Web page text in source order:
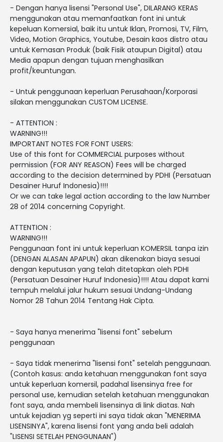
- Dengan hanya lisensi "Personal Use", DILARANG KERAS
menggunakan atau memanfaatkan font ini untuk
kepeluan Komersial, baik itu untuk Iklan, Promosi, TV, Film,
Video, Motion Graphics, Youtube, Desain kaos distro atau
untuk Kemasan Produk (baik Fisik ataupun Digital) atau
Media apapun dengan tujuan menghasilkan
profit/keuntungan.
- Untuk penggunaan keperluan Perusahaan/Korporasi
silakan menggunakan CUSTOM LICENSE.
- ATTENTION :
WARNING!!!
IMPORTANT NOTES FOR FONT USERS:
Use of this font for COMMERCIAL purposes without
permission (FOR ANY REASON) Fees will be charged
according to the decision determined by PDHI (Persatuan
Desainer Huruf Indonesia)!!!!
Or we can take legal action according to the law Number
28 of 2014 concerning Copyright.
ATTENTION :
WARNING!!!
Penggunaan font ini untuk keperluan KOMERSIL tanpa izin
(DENGAN ALASAN APAPUN) akan dikenakan biaya sesuai
dengan keputusan yang telah ditetapkan oleh PDHI
(Persatuan Desainer Huruf Indonesia)!!!! Atau dapat kami
tempuh melalui jalur hukum sesuai Undang-Undang
Nomor 28 Tahun 2014 Tentang Hak Cipta.
- Saya hanya menerima "lisensi font" sebelum
penggunaan
- Saya tidak menerima "lisensi font" setelah penggunaan.
(Contoh kasus: anda ketahuan menggunakan font saya
untuk keperluan komersil, padahal lisensinya free for
personal use, kemudian setelah ketahuan menggunakan
font saya, anda membeli lisensinya di link diatas. Nah
untuk kejadian yg seperti ini saya tidak akan "MENERIMA
LISENSINYA", karena lisensi font yang anda beli adalah
"LISENSI SETELAH PENGGUNAAN")